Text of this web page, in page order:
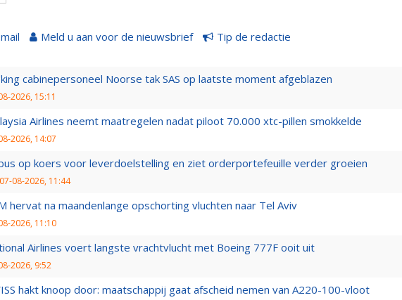
Meld u aan voor de nieuwsbrief Tip de redactie
cabinepersoneel Noorse tak SAS op laatste moment afgeblazen
2026, 15:11
Airlines neemt maatregelen nadat piloot 70.000 xtc-pillen smokkelde
2026, 14:07
op koers voor leverdoelstelling en ziet orderportefeuille verder groeien
07-08-2026, 11:44
hervat na maandenlange opschorting vluchten naar Tel Aviv
2026, 11:10
Airlines voert langste vrachtvlucht met Boeing 777F ooit uit
2026, 9:52
hakt knoop door: maatschappij gaat afscheid nemen van A220-100-vloot